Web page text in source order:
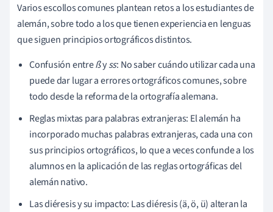
Varios escollos comunes plantean retos a los estudiantes de
alemán, sobre todo a los que tienen experiencia en lenguas
que siguen principios ortográficos distintos.
Confusión entreßyss: No saber cuándo utilizar cada una
puede dar lugar a errores ortográficos comunes, sobre
todo desde la reforma de la ortografía alemana.
Reglas mixtas para palabras extranjeras: El alemán ha
incorporado muchas palabras extranjeras, cada una con
sus principios ortográficos, lo que a veces confunde a los
alumnos en la aplicación de las reglas ortográficas del
alemán nativo.
Las diéresis y su impacto: Las diéresis (ä, ö, ü) alteran la